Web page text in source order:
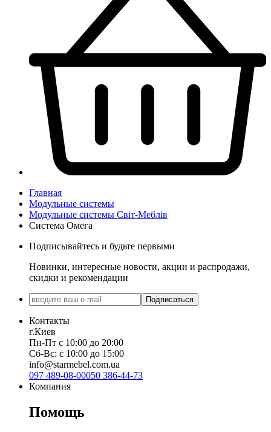
Главная
Модульные системы
Модульные системы Світ-Meблів
Система Омега
Подписывайтесь и будьте первыми
Новинки, интересные новости, акции и распродажи,
скидки и рекомендации
Подписаться
Контакты
г.Киев
Пн-Пт с 10:00 до 20:00
Сб-Вс: с 10:00 до 15:00
info@starmebel.com.ua
097 489-08-00050 386-44-73
Компания
Помощь